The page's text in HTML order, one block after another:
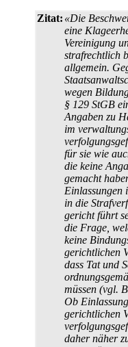
Zitat: «Die
eine
Vereinigung
strafrechtlich
allgemein.
wegen
§ 129 StGB
Angaben zu
im
für sie wie
die keine
gemacht
Einlassungen
in die
gericht führt
die Frage,
keine
gerichtlichen
dass Tat und
müssen (vgl.
Ob
gerichtlichen
daher näher